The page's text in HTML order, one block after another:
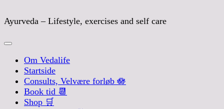
Ayurveda – Lifestyle, exercises and self care
Om Vedalife
Startside
Consults, Velvære forløb 🪷
Book tid 📆
Shop 🛒